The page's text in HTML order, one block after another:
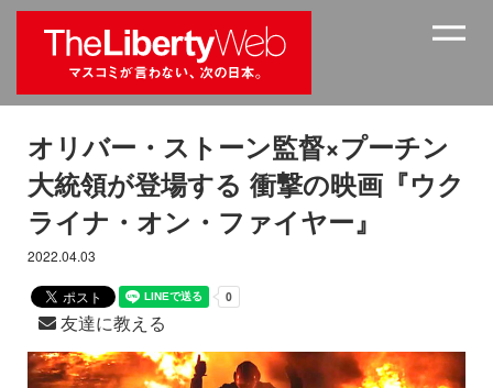
オリバー・ストーン監督×プーチン
大統領が登場する 衝撃の映画『ウク
ライナ・オン・ファイヤー』
2022.04.03
友達に教える